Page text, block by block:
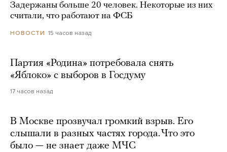
Задержаны больше 20 человек. Некоторые из них
считали, что работают на ФСБ
НОВОСТИ 15 часов назад
Партия «Родина» потребовала снять
«Яблоко» с выборов в Госдуму
17 часов назад
В Москве прозвучал громкий взрыв. Его
слышали в разных частях города. Что это
было — не знает даже МЧС